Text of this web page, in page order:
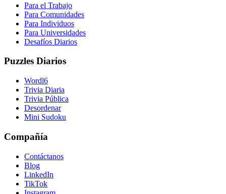
Para el Trabajo
Para Comunidades
Para Individuos
Para Universidades
Desafíos Diarios
Puzzles Diarios
Wordl6
Trivia Diaria
Trivia Pública
Desordenar
Mini Sudoku
Compañía
Contáctanos
Blog
LinkedIn
TikTok